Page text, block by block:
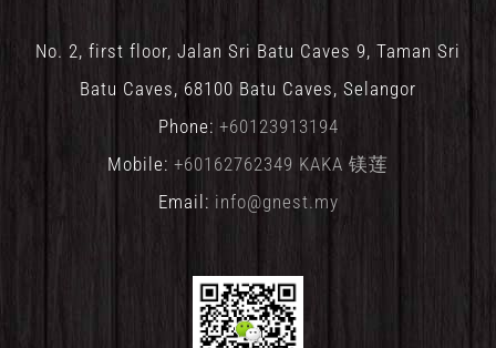
No. 2, first floor, Jalan Sri Batu Caves 9, Taman Sri
Batu Caves, 68100 Batu Caves, Selangor
Phone: +60123913194
Mobile: +60162762349 KAKA 镁莲
Email: info@gnest.my